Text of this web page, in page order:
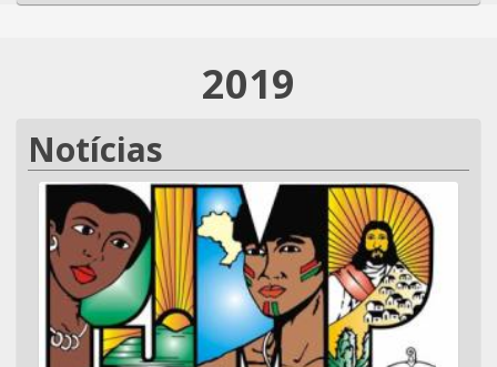
2019
Notícias